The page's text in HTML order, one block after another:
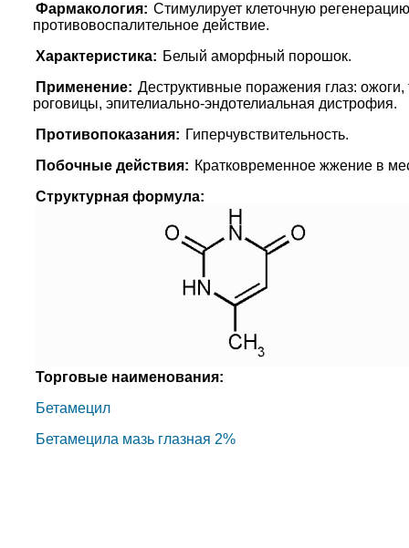
Фармакология: Стимулирует клеточную
противовоспалительное действие.
Характеристика: Белый аморфный порошок.
Применение: Деструктивные поражения глаз:
роговицы, эпителиально-эндотелиальная дистрофия.
Противопоказания: Гиперчувствительность.
Побочные действия: Кратковременное жжение в
Структурная формула:
Торговые наименования:
Бетамецил
Бетамецила мазь глазная 2%